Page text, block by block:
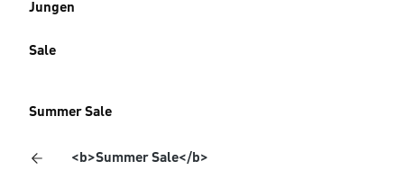
Jungen
Sale
Summer Sale
<b>Summer Sale</b>